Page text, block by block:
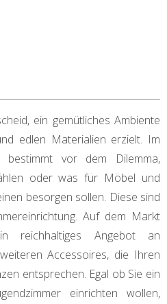
ein gemütliches Ambiente
edlen Materialien erzielt. Im
bestimmt vor dem Dilemma,
oder was für Möbel und
besorgen sollen. Diese sind
Auf dem Markt
reichhaltiges Angebot an
Accessoires, die Ihren
entsprechen. Egal ob Sie ein
einrichten wollen,